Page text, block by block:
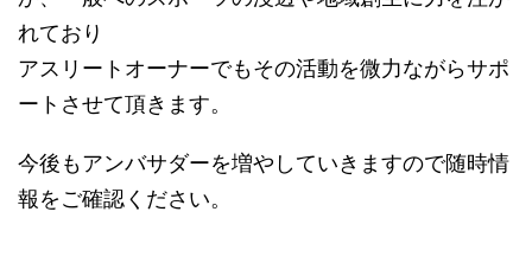
れており
アスリートオーナーでもその活動を微力ながらサポ
ートさせて頂きます。
今後もアンバサダーを増やしていきますので随時情
報をご確認ください。